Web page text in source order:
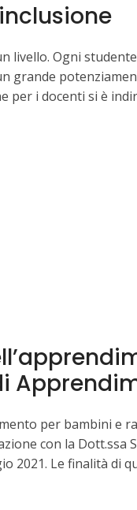
livello. Ogni
grande
i docenti si è
per bambini e
con la Dott.ssa
2021. Le finalità di